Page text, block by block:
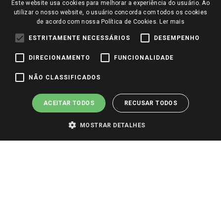
Perguntas frequentes
Identidade Visual
Redes Sociais
Pagamento e Segurança
Este website usa cookies para melhorar a experiência do usuário. Ao
utilizar o nosso website, o usuário concorda com todos os cookies
de acordo com nossa Política de Cookies. Ler mais
ESTRITAMENTE NECESSÁRIOS DESEMPENHO
DIRECIONAMENTO FUNCIONALIDADE
NÃO CLASSIFICADOS
ACEITAR TODOS RECUSAR TODOS
MOSTRAR DETALHES